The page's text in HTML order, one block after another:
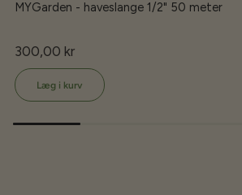
MYGarden - haveslange 1/2" 50 meter
300,00 kr
Læg i kurv